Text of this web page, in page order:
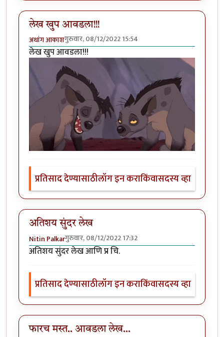
लेख खुप आवडला!!!
अथांग आकाशगुरुवार, 08/12/2022 15:54
लेख खुप आवडला!!!
प्रतिसाद देण्यासाठीलॉग इन कराकिंवासदस्य व्हा
अतिशय सुंदर लेख
Nitin Palkarगुरुवार, 08/12/2022 17:32
अतिशय सुंदर लेख आणि प्र चि.
प्रतिसाद देण्यासाठीलॉग इन कराकिंवासदस्य व्हा
फारच मस्त.. आवडला लेख...